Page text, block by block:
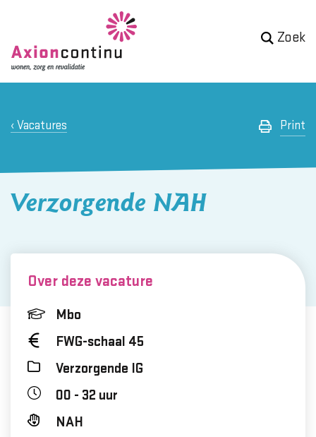
Zoek
Vacatures Print
Verzorgende NAH
Over deze vacature
Mbo
FWG-schaal 45
Verzorgende IG
00 - 32 uur
NAH